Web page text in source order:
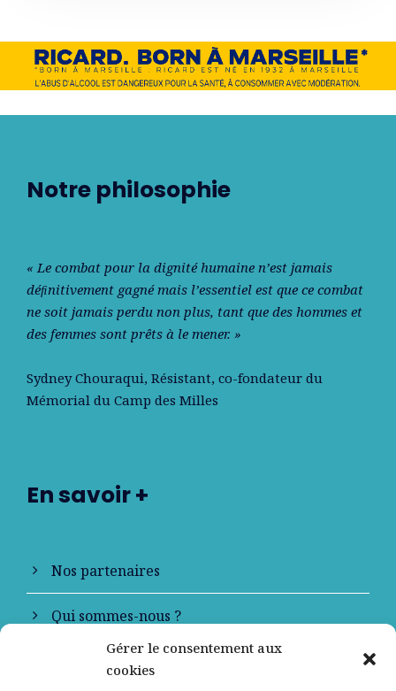
Gérer le consentement aux
cookies
Notre philosophie
« Le combat pour la dignité humaine n’est jamais
déﬁnitivement gagné mais l’essentiel est que ce combat
ne soit jamais perdu non plus, tant que des hommes et
des femmes sont prêts à le mener. »
Sydney Chouraqui, Résistant, co-fondateur du
Mémorial du Camp des Milles
En savoir +
Nos partenaires
Qui sommes-nous ?
Contactez-nous